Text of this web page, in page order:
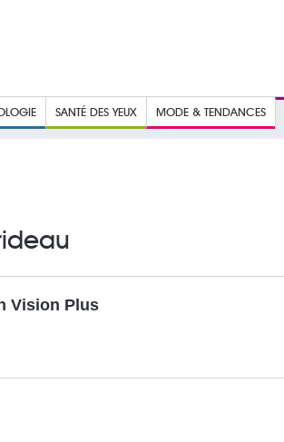
SANTÉ DES YEUX MODE & TENDANCES
Vision Plus